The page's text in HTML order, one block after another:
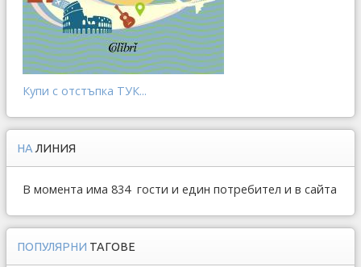
Купи с отстъпка ТУК...
НА ЛИНИЯ
В момента има 834 гости и един потребител и в сайта
ПОПУЛЯРНИ ТАГОВЕ